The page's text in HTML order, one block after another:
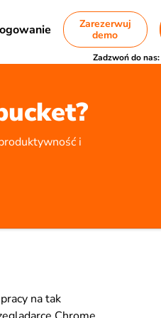
Zarezerwuj
demo
Zadzwoń do nas:
i
na tak